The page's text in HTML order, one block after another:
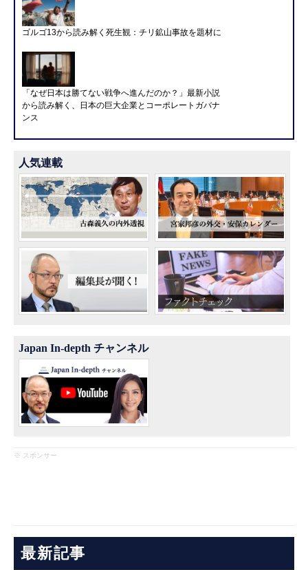
ゴルゴ13から読み解く死生観：チリ鉱山事故を題材に
「なぜ日本は勝てない戦争へ進んだのか？」最新小説
から読み解く、日本の巨大企業とコーポレートガバナ
ンス
人気連載
Japan In-depth チャンネル
※ スポンサー
最新記事